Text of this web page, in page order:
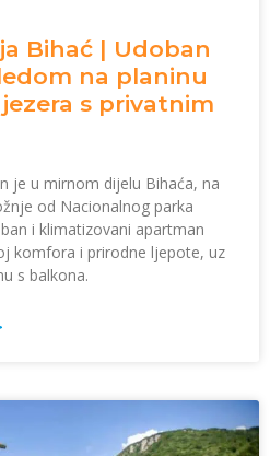
Bihać | Udoban
na planinu
s privatnim
je u mirnom dijelu Bihaća, na
od Nacionalnog parka
i klimatizovani apartman
komfora i prirodne ljepote, uz
s balkona.